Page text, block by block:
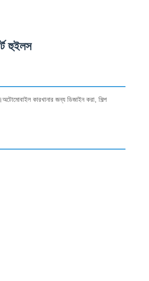
হুইলস
কারখানার জন্য ডিজাইন করা, শিল্প